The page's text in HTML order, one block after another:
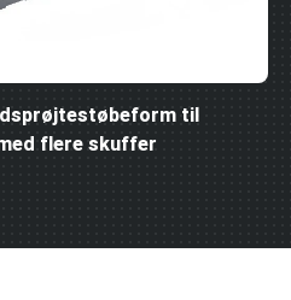
til
flere skuffer